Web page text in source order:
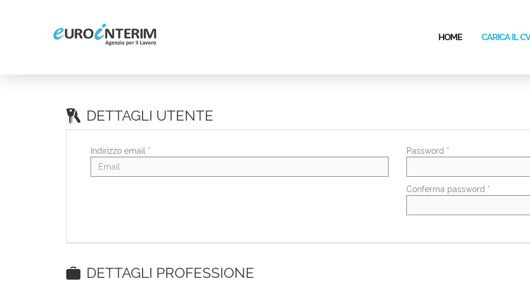
HOME CARICA IL CV
DETTAGLI UTENTE
Indirizzo email * Password *
Conferma password *
DETTAGLI PROFESSIONE